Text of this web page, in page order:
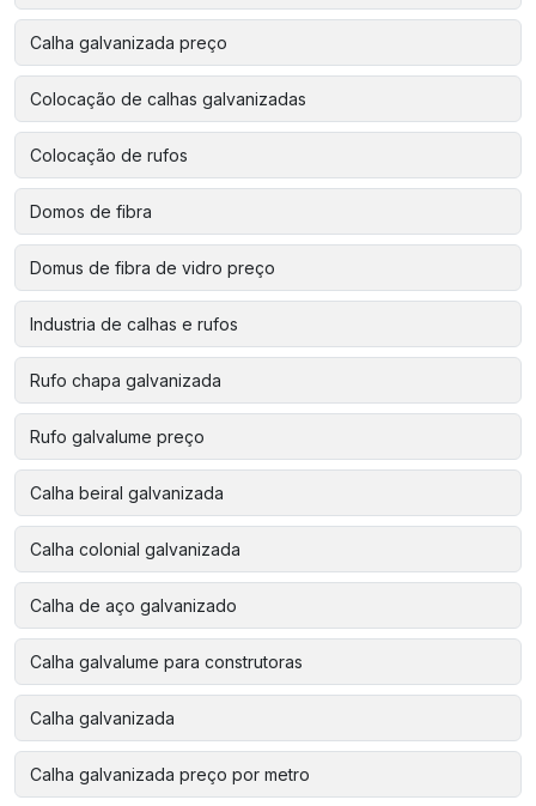
Calha galvanizada preço
Colocação de calhas galvanizadas
Colocação de rufos
Domos de fibra
Domus de fibra de vidro preço
Industria de calhas e rufos
Rufo chapa galvanizada
Rufo galvalume preço
Calha beiral galvanizada
Calha colonial galvanizada
Calha de aço galvanizado
Calha galvalume para construtoras
Calha galvanizada
Calha galvanizada preço por metro